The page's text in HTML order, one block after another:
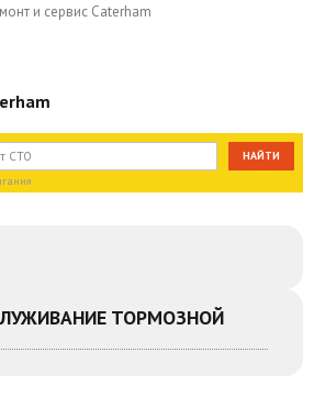
и сервис Caterham
ТОРМОЗНОЙ